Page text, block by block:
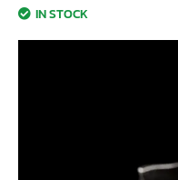
IN STOCK